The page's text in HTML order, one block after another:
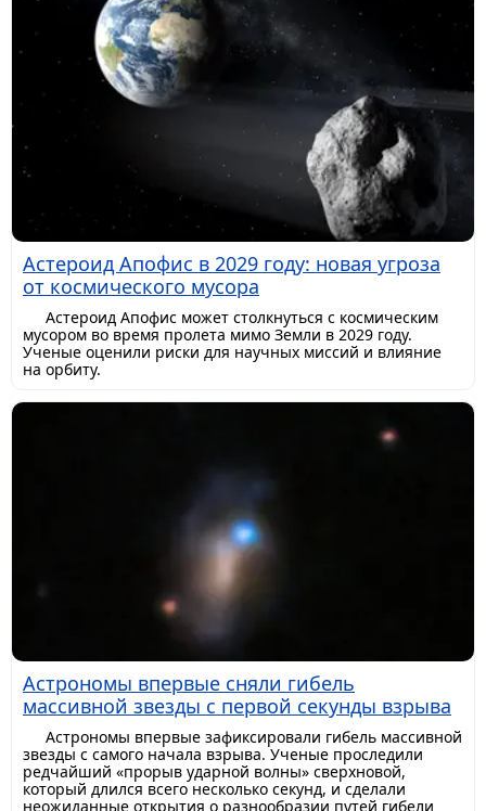
Астероид Апофис в 2029 году: новая угроза
от космического мусора
Астероид Апофис может столкнуться с космическим
мусором во время пролета мимо Земли в 2029 году.
Ученые оценили риски для научных миссий и влияние
на орбиту.
Астрономы впервые сняли гибель
массивной звезды с первой секунды взрыва
Астрономы впервые зафиксировали гибель массивной
звезды с самого начала взрыва. Ученые проследили
редчайший «прорыв ударной волны» сверхновой,
который длился всего несколько секунд, и сделали
неожиданные открытия о разнообразии путей гибели